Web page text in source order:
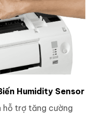
Humidity Sensor
hỗ trợ tăng cường